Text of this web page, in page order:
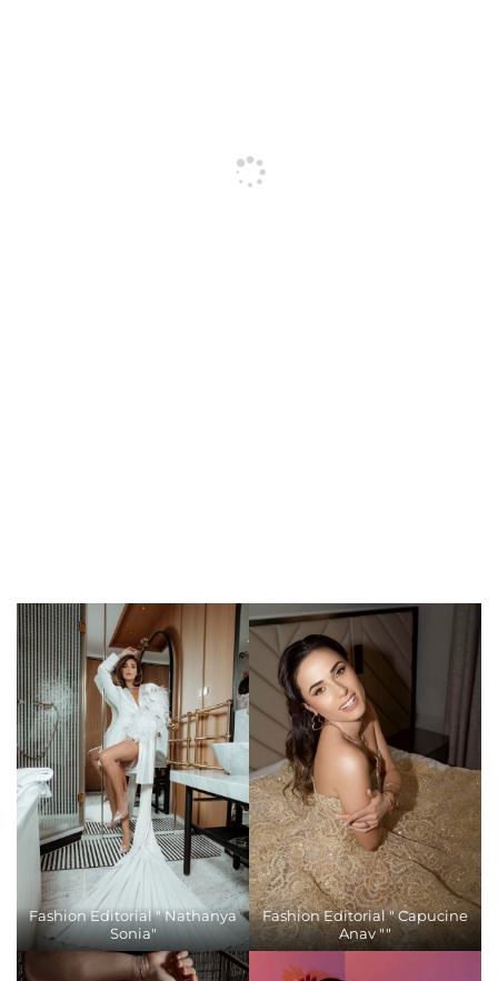
Fashion Editorial " Nathanya
Sonia"
Fashion Editorial " Capucine
Anav ""